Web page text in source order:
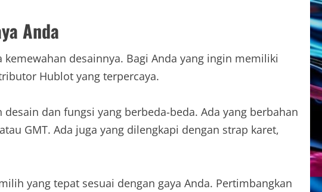
Anda
desainnya. Bagi Anda yang ingin memiliki
Hublot yang terpercaya.
dan fungsi yang berbeda-beda. Ada yang berbahan
GMT. Ada juga yang dilengkapi dengan strap karet,
yang tepat sesuai dengan gaya Anda. Pertimbangkan